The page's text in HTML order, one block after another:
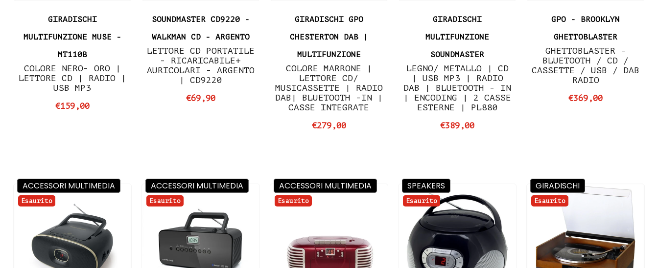
GIRADISCHI
MULTIFUNZIONE MUSE -
MT110B
COLORE NERO- ORO |
LETTORE CD | RADIO |
USB MP3
€159,00
SOUNDMASTER CD9220 -
WALKMAN CD - ARGENTO
LETTORE CD PORTATILE
- RICARICABILE+
AURICOLARI - ARGENTO
| CD9220
€69,90
GIRADISCHI GPO
CHESTERTON DAB |
MULTIFUNZIONE
COLORE MARRONE |
LETTORE CD/
MUSICASSETTE | RADIO
DAB| BLUETOOTH -IN |
CASSE INTEGRATE
€279,00
GIRADISCHI
MULTIFUNZIONE
SOUNDMASTER
LEGNO/ METALLO | CD
| USB MP3 | RADIO
DAB | BLUETOOTH - IN
| ENCODING | 2 CASSE
ESTERNE | PL880
€389,00
GPO - BROOKLYN
GHETTOBLASTER
GHETTOBLASTER -
BLUETOOTH / CD /
CASSETTE / USB / DAB
RADIO
€369,00
Esaurito
ACCESSORI MULTIMEDIA
Esaurito
ACCESSORI MULTIMEDIA
Esaurito
ACCESSORI MULTIMEDIA
Esaurito
SPEAKERS
Esaurito
GIRADISCHI